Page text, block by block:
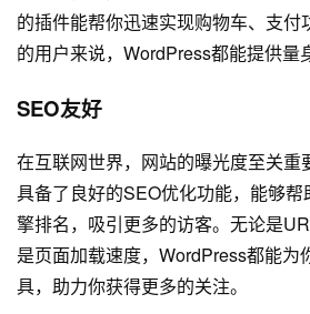
的插件能帮你迅速实现购物车、支付
的用户来说，WordPress都能提供量
SEO友好
在互联网世界，网站的曝光度至关重
具备了良好的SEO优化功能，能够
擎排名，吸引更多的访客。无论是
是页面加载速度，WordPress都能为
具，助力你获得更多的关注。